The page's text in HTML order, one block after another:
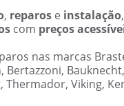
, reparos e instalação
com preços
nas marcas
Thermador, Viking,